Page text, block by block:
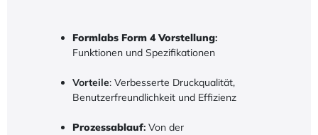
Formlabs Form 4 Vorstellung:
Funktionen und Spezifikationen
Vorteile: Verbesserte Druckqualität,
Benutzerfreundlichkeit und Effizienz
Prozessablauf: Von der